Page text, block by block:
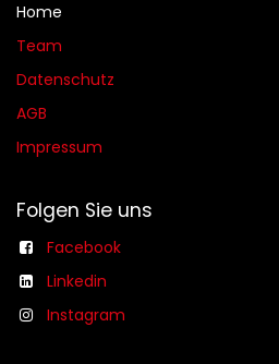
Home
Team
Datenschutz
AGB​​
Impressum
Folgen Sie uns
Facebook
Linkedin
Instagram